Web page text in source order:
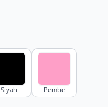
Siyah Pembe